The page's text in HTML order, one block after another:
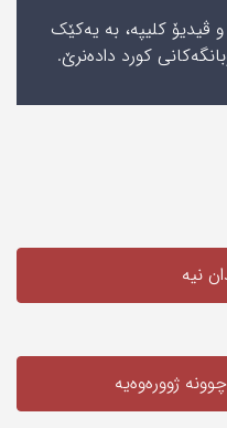
ڤیدیۆ کلیپە، بە یەکێک
کورد دادەنرێ.
نیه‌
ژوورەوەیه‌